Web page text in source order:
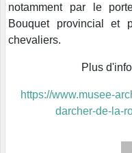
notamment par le
Bouquet provincial et
chevaliers.
Plus
https://www.musee-
darcher-de-la-